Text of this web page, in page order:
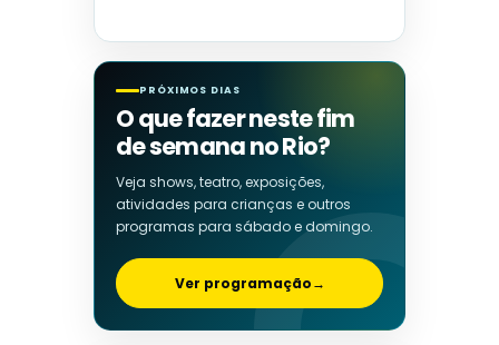
PRÓXIMOS DIAS
O que fazer neste fim
de semana no Rio?
Veja shows, teatro, exposições,
atividades para crianças e outros
programas para sábado e domingo.
Ver programação→